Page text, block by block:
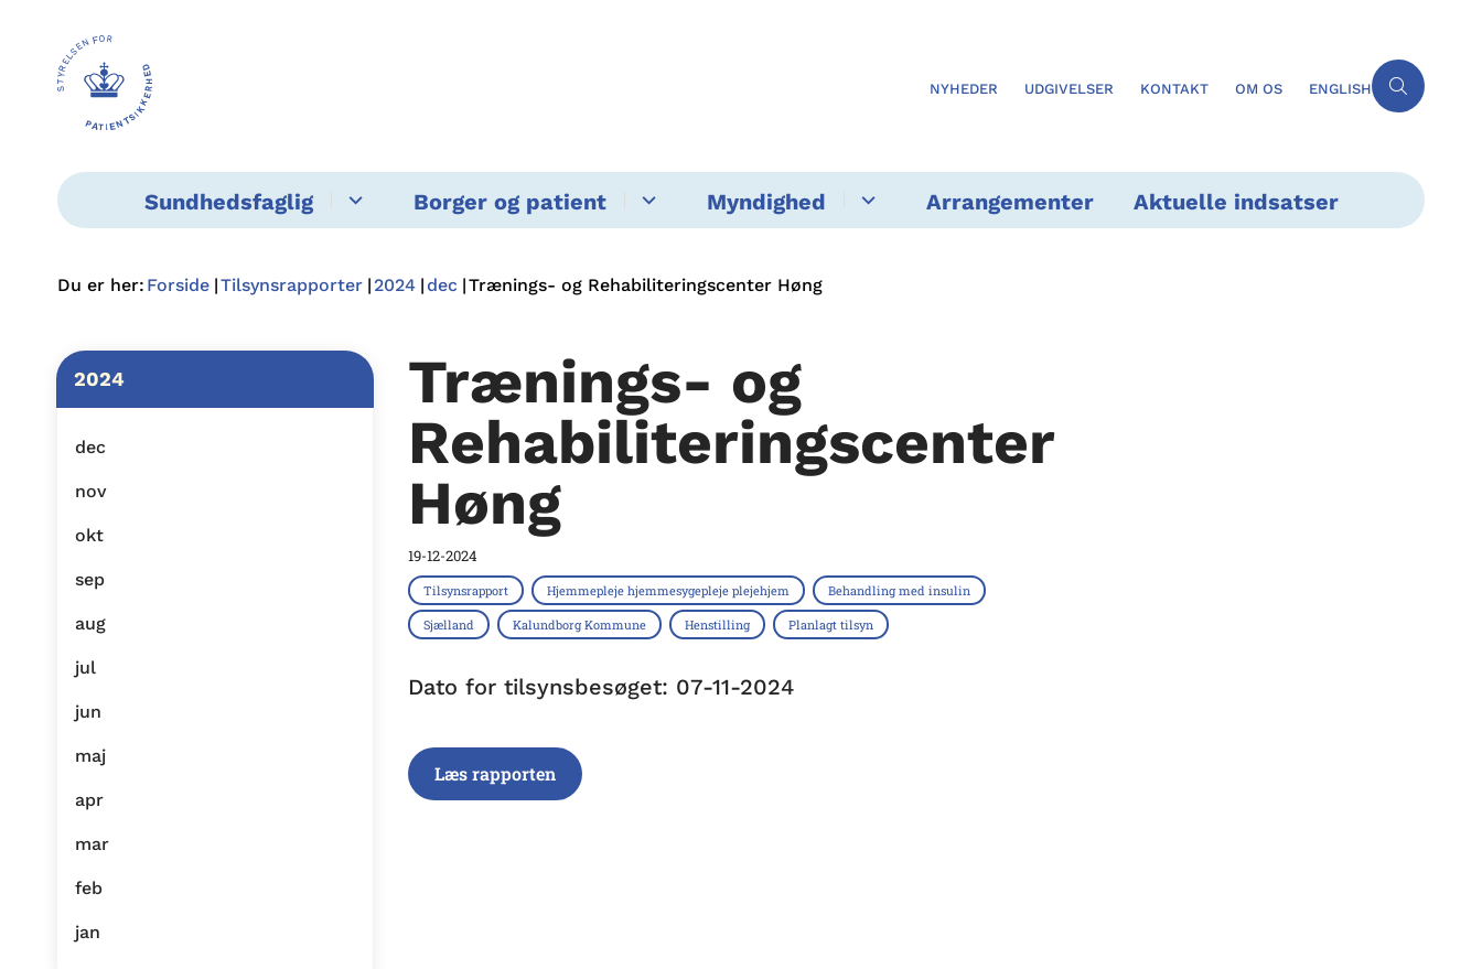
NYHEDER UDGIVELSER KONTAKT OM OS ENGLISH
Sundhedsfaglig Borger og patient Myndighed Arrangementer Aktuelle indsatser
Du er her: Forside Tilsynsrapporter 2024 dec Trænings- og Rehabiliteringscenter Høng
2024
dec
nov
okt
sep
aug
jul
jun
maj
apr
mar
feb
jan
Trænings- og
Rehabiliteringscenter
Høng
19-12-2024
Tilsynsrapport Hjemmepleje hjemmesygepleje plejehjem Behandling med insulin
Sjælland Kalundborg Kommune Henstilling Planlagt tilsyn
Dato for tilsynsbesøget: 07-11-2024
Læs rapporten